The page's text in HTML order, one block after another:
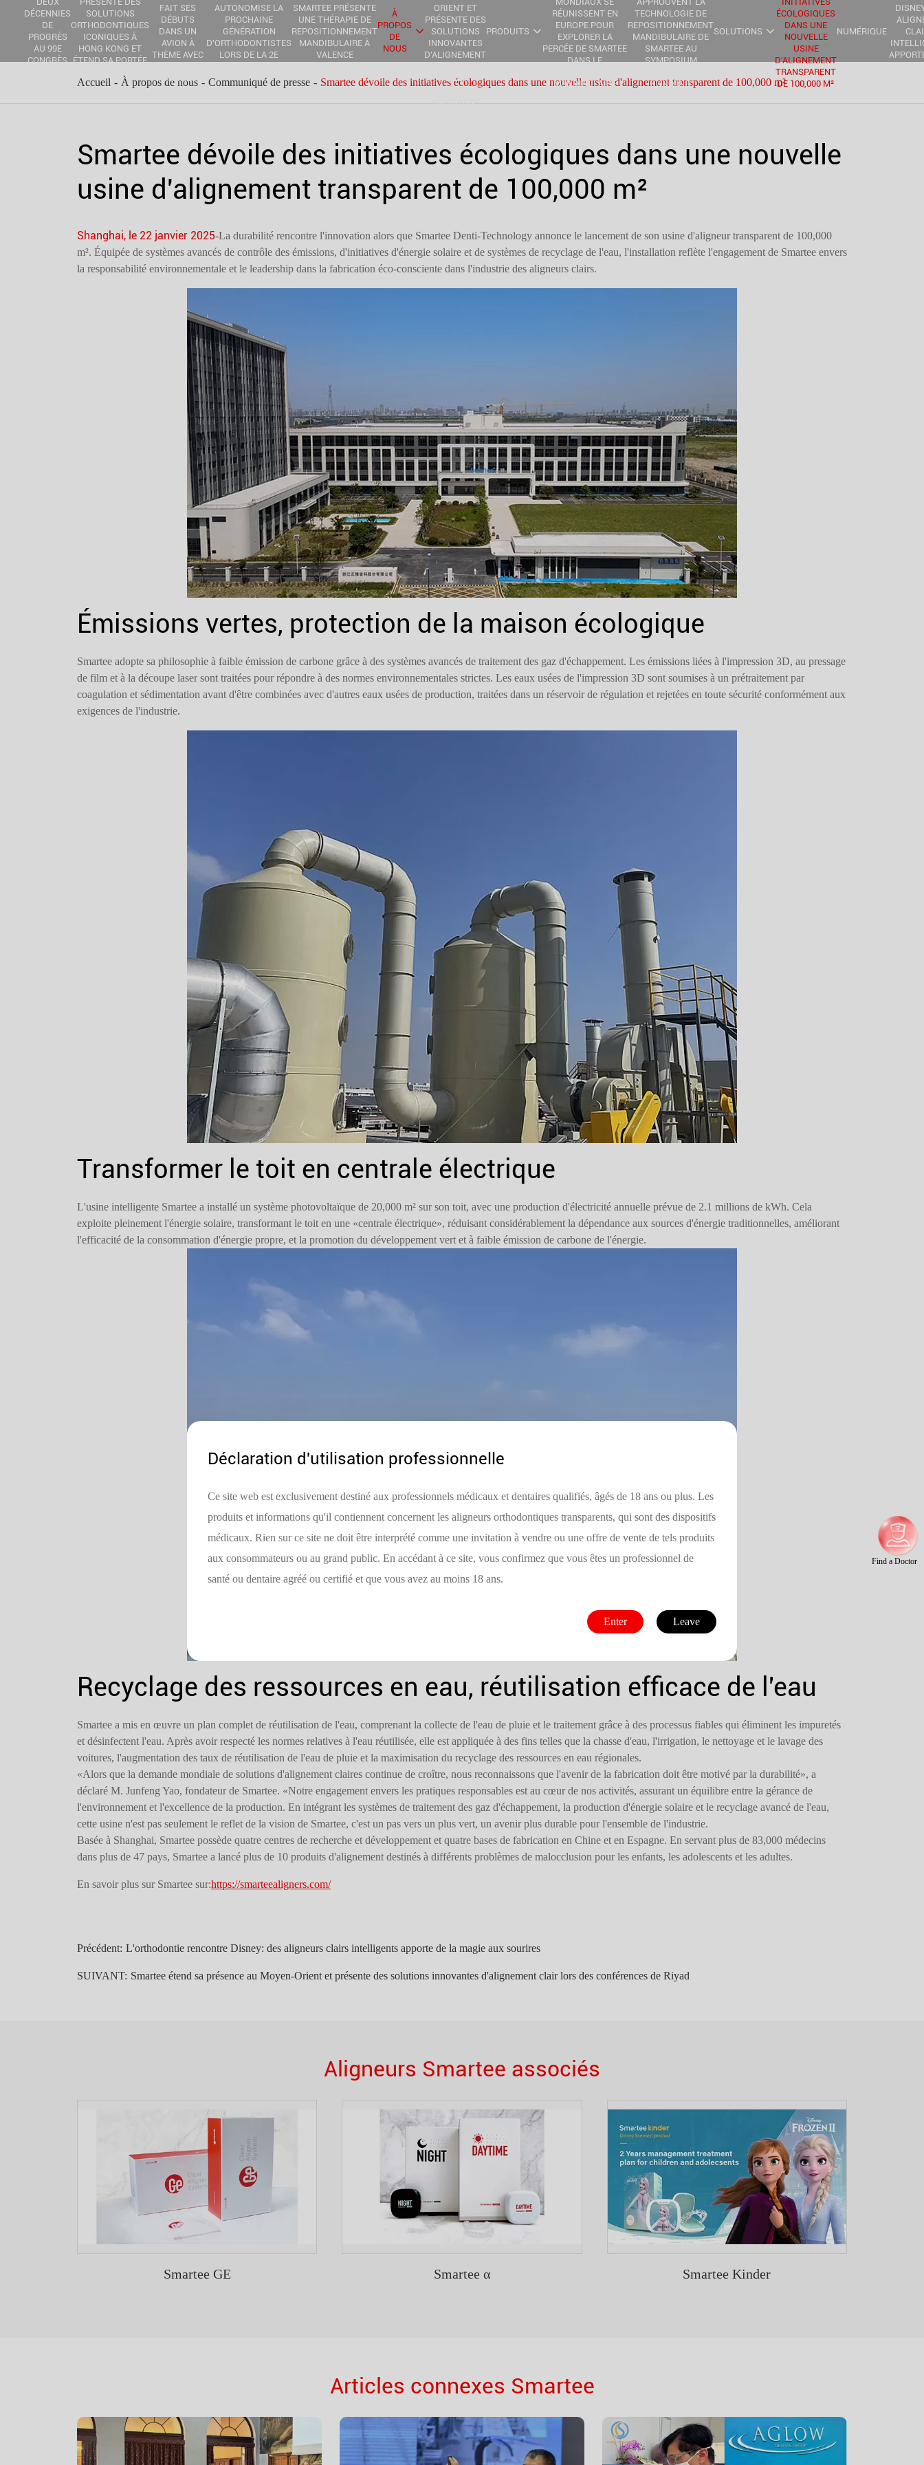
DÉCENNIES
DE
PROGRÈS
AU 99E
CONGRÈS
SOLUTIONS
ORTHODONTIQUES
ICONIQUES À
HONG KONG ET
ÉTEND SA PORTÉE
FAIT SES
DÉBUTS
DANS UN
AVION À
THÈME AVEC
AIRLINES
AUTONOMISE LA
PROCHAINE
GÉNÉRATION
D'ORTHODONTISTES
LORS DE LA 2E
SMARTEE PRÉSENTE
UNE THÉRAPIE DE
REPOSITIONNEMENT
MANDIBULAIRE À
VALENCE
À
PROPOS
DE
NOUS
ORIENT ET
PRÉSENTE DES
SOLUTIONS
INNOVANTES
D'ALIGNEMENT
DES
CONFÉRENCES
PRODUITS
RÉUNISSENT EN
EUROPE POUR
EXPLORER LA
PERCÉE DE SMARTEE
DANS LE
MANDIBULAIRE
TECHNOLOGIE DE
REPOSITIONNEMENT
MANDIBULAIRE DE
SMARTEE AU
SYMPOSIUM
KUNMING
SOLUTIONS
ÉCOLOGIQUES
DANS UNE
NOUVELLE
USINE
D'ALIGNEMENT
TRANSPARENT
DE 100,000 M²
NUMÉRIQUE
Accueil À propos de nous Communiqué de presse Smartee dévoile des initiatives écologiques dans une nouvelle usine d'alignement transparent de 100,000 m²
Smartee dévoile des initiatives écologiques dans une nouvelle
usine d'alignement transparent de 100,000 m²
Shanghai, le 22 janvier 2025-La durabilité rencontre l'innovation alors que Smartee Denti-Technology annonce le lancement de son usine d'aligneur transparent de 100,000
m². Équipée de systèmes avancés de contrôle des émissions, d'initiatives d'énergie solaire et de systèmes de recyclage de l'eau, l'installation reflète l'engagement de Smartee envers
la responsabilité environnementale et le leadership dans la fabrication éco-consciente dans l'industrie des aligneurs clairs.
Émissions vertes, protection de la maison écologique
Smartee adopte sa philosophie à faible émission de carbone grâce à des systèmes avancés de traitement des gaz d'échappement. Les émissions liées à l'impression 3D, au pressage
de film et à la découpe laser sont traitées pour répondre à des normes environnementales strictes. Les eaux usées de l'impression 3D sont soumises à un prétraitement par
coagulation et sédimentation avant d'être combinées avec d'autres eaux usées de production, traitées dans un réservoir de régulation et rejetées en toute sécurité conformément aux
exigences de l'industrie.
Transformer le toit en centrale électrique
L'usine intelligente Smartee a installé un système photovoltaïque de 20,000 m² sur son toit, avec une production d'électricité annuelle prévue de 2.1 millions de kWh. Cela
exploite pleinement l'énergie solaire, transformant le toit en une «centrale électrique», réduisant considérablement la dépendance aux sources d'énergie traditionnelles, améliorant
l'efficacité de la consommation d'énergie propre, et la promotion du développement vert et à faible émission de carbone de l'énergie.
Recyclage des ressources en eau, réutilisation efficace de l'eau
Smartee a mis en œuvre un plan complet de réutilisation de l'eau, comprenant la collecte de l'eau de pluie et le traitement grâce à des processus fiables qui éliminent les impuretés
et désinfectent l'eau. Après avoir respecté les normes relatives à l'eau réutilisée, elle est appliquée à des fins telles que la chasse d'eau, l'irrigation, le nettoyage et le lavage des
voitures, l'augmentation des taux de réutilisation de l'eau de pluie et la maximisation du recyclage des ressources en eau régionales.
«Alors que la demande mondiale de solutions d'alignement claires continue de croître, nous reconnaissons que l'avenir de la fabrication doit être motivé par la durabilité», a
déclaré M. Junfeng Yao, fondateur de Smartee. «Notre engagement envers les pratiques responsables est au cœur de nos activités, assurant un équilibre entre la gérance de
l'environnement et l'excellence de la production. En intégrant les systèmes de traitement des gaz d'échappement, la production d'énergie solaire et le recyclage avancé de l'eau,
cette usine n'est pas seulement le reflet de la vision de Smartee, c'est un pas vers un plus vert, un avenir plus durable pour l'ensemble de l'industrie.
Basée à Shanghai, Smartee possède quatre centres de recherche et développement et quatre bases de fabrication en Chine et en Espagne. En servant plus de 83,000 médecins
dans plus de 47 pays, Smartee a lancé plus de 10 produits d'alignement destinés à différents problèmes de malocclusion pour les enfants, les adolescents et les adultes.
En savoir plus sur Smartee sur:https://smarteealigners.com/
Précédent: L'orthodontie rencontre Disney: des aligneurs clairs intelligents apporte de la magie aux sourires
SUIVANT: Smartee étend sa présence au Moyen-Orient et présente des solutions innovantes d'alignement clair lors des conférences de Riyad
Aligneurs Smartee associés
Smartee GE Smartee α Smartee Kinder
Articles connexes Smartee
Find a Doctor
Déclaration d'utilisation professionnelle
Ce site web est exclusivement destiné aux professionnels médicaux et dentaires qualifiés, âgés de 18 ans ou plus. Les
produits et informations qu'il contiennent concernent les aligneurs orthodontiques transparents, qui sont des dispositifs
médicaux. Rien sur ce site ne doit être interprété comme une invitation à vendre ou une offre de vente de tels produits
aux consommateurs ou au grand public. En accédant à ce site, vous confirmez que vous êtes un professionnel de
santé ou dentaire agréé ou certifié et que vous avez au moins 18 ans.
Enter Leave